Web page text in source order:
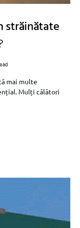
străinătate
mai multe
Mulți călători